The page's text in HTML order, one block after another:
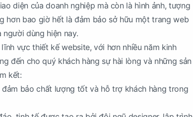
diện của doanh nghiệp mà còn là hình ảnh, tượng
hơn bao giờ hết là đảm bảo sở hữu một trang web
dùng hiện nay.
vực thiết kế website, với hơn nhiều năm kinh
đến cho quý khách hàng sự hài lòng và những sản
kết:
bảo chất lượng tốt và hỗ trợ khách hàng trong